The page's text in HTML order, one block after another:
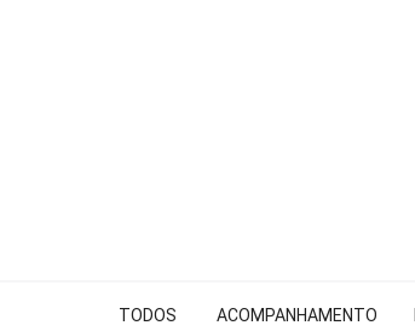
TODOS ACOMPANHAMENTO